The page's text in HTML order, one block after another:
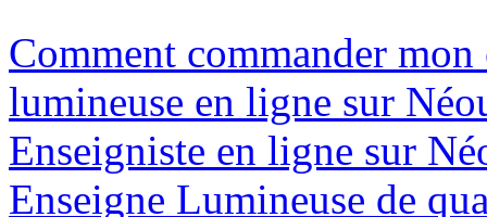
Comment commander
lumineuse en ligne sur
Enseigniste en ligne sur
Enseigne Lumineuse de